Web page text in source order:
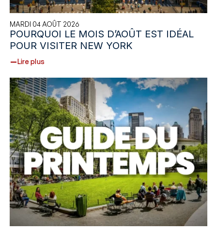
MARDI 04 AOÛT 2026
POURQUOI LE MOIS D’AOÛT EST IDÉAL
POUR VISITER NEW YORK
Lire plus